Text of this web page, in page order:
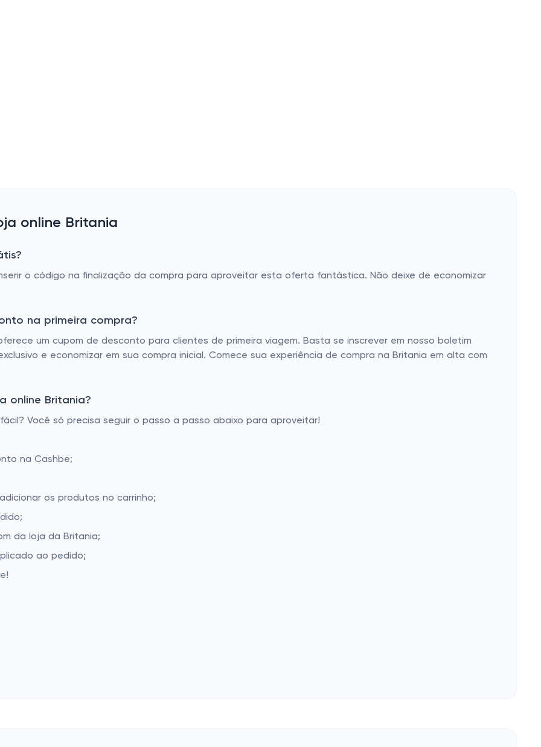
online Britania
o código na finalização da compra para aproveitar esta oferta fantástica. Não deixe de economizar
na primeira compra?
um cupom de desconto para clientes de primeira viagem. Basta se inscrever em nosso boletim
e economizar em sua compra inicial. Comece sua experiência de compra na Britania em alta com
online Britania?
Você só precisa seguir o passo a passo abaixo para aproveitar!
na Cashbe;
os produtos no carrinho;
da loja da Britania;
ao pedido;